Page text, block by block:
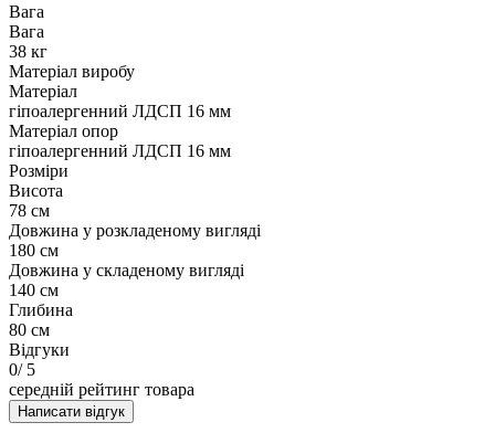
Вага
Вага
38 кг
Матеріал виробу
Матеріал
гіпоалергенний ЛДСП 16 мм
Матеріал опор
гіпоалергенний ЛДСП 16 мм
Розміри
Висота
78 см
Довжина у розкладеному вигляді
180 см
Довжина у складеному вигляді
140 см
Глибина
80 см
Відгуки
0/ 5
середній рейтинг товара
Написати відгук